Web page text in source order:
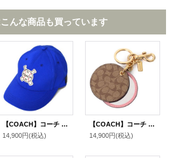
んな商品も買っています
【COACH】コーチ ベースボールバッチ ジャガード レザー キャップ 帽子 ロイヤルブルー〔日本未発売〕
14,900円(税込)
【COACH】コーチ コーティングキャンバス シグネチャー ミラー 鏡 バッグチャーム キーリング キーホルダー カーキ×ピンク（日本未発売）
14,900円(税込)